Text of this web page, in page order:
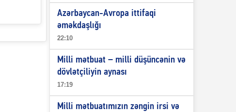
Azərbaycan-Avropa ittifaqi
əməkdaşlığı
22:10
Milli mətbuat – milli düşüncənin və
dövlətçiliyin aynası
17:19
Milli mətbuatımızın zəngin irsi və